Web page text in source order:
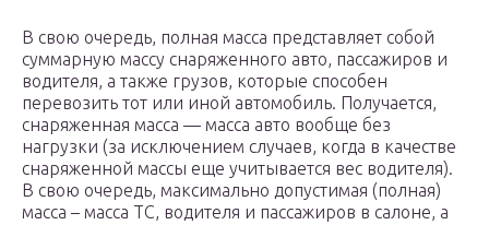
В свою очередь, полная масса представляет собой
суммарную массу снаряженного авто, пассажиров и
водителя, а также грузов, которые способен
перевозить тот или иной автомобиль. Получается,
снаряженная масса — масса авто вообще без
нагрузки (за исключением случаев, когда в качестве
снаряженной массы еще учитывается вес водителя).
В свою очередь, максимально допустимая (полная)
масса – масса ТС, водителя и пассажиров в салоне, а